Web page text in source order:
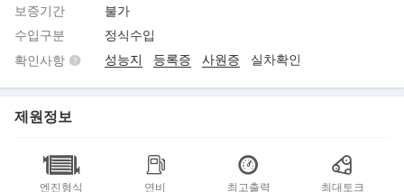
보증기간
불가
수입구분
정식수입
확인사항
성능지 등록증 사원증 실차확인
제원정보
엔진형식 연비 최고출력 최대토크